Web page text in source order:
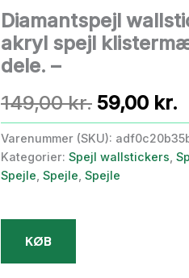
Diamantspejl
akryl spejl
dele. –
149,00kr. Den
pris
59,00 kr.
Varenummer (SKU):
Kategorier: Spejl wallstickers
Spejle Spejle Spejle
KØB